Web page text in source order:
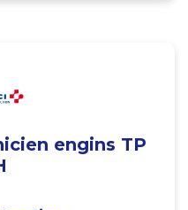
engins TP